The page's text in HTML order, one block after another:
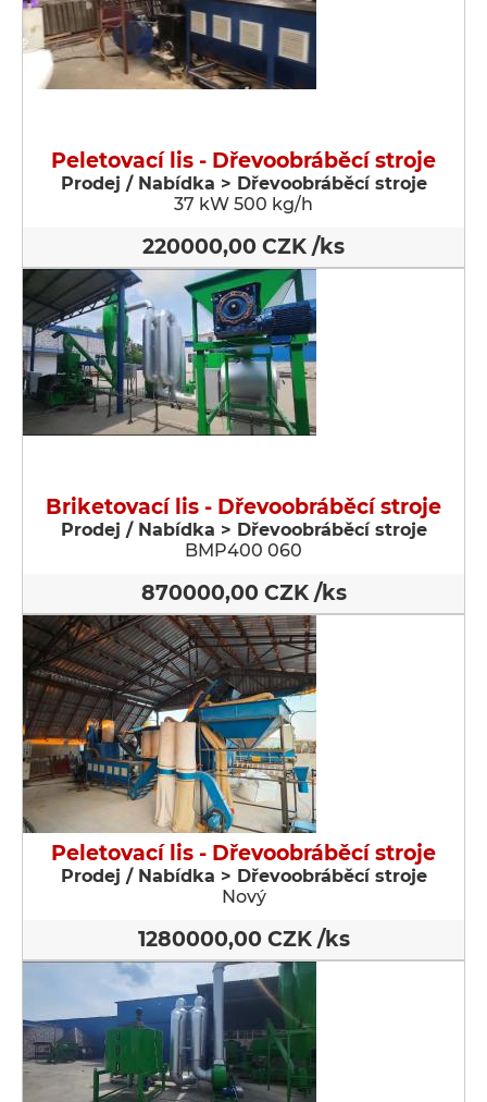
Peletovací lis - Dřevoobráběcí stroje
Prodej / Nabídka > Dřevoobráběcí stroje
37 kW 500 kg/h
220000,00 CZK /ks
Briketovací lis - Dřevoobráběcí stroje
Prodej / Nabídka > Dřevoobráběcí stroje
BMP400 060
870000,00 CZK /ks
Peletovací lis - Dřevoobráběcí stroje
Prodej / Nabídka > Dřevoobráběcí stroje
Nový
1280000,00 CZK /ks